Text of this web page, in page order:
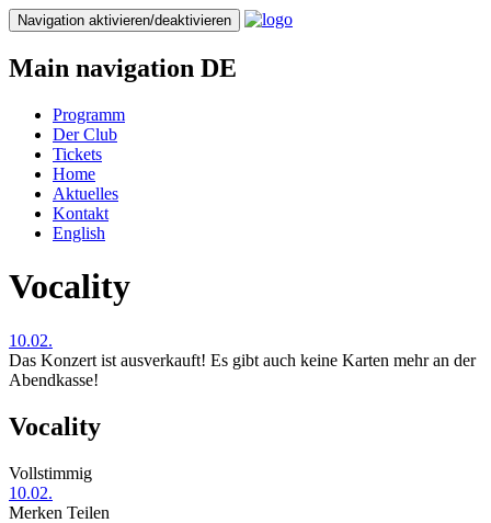
Direkt
zum
Inhalt
Navigation aktivieren/deaktivieren
Main navigation DE
Programm
Der Club
Tickets
Home
Aktuelles
Kontakt
English
Vocality
10.02.
Das Konzert ist ausverkauft! Es gibt auch keine Karten mehr an der
Abendkasse!
Vocality
Vollstimmig
10.02.
Merken Teilen